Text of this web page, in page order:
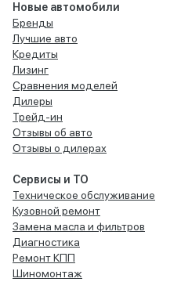
Новые автомобили
Бренды
Лучшие авто
Кредиты
Лизинг
Сравнения моделей
Дилеры
Трейд-ин
Отзывы об авто
Отзывы о дилерах
Сервисы и ТО
Техническое обслуживание
Кузовной ремонт
Замена масла и фильтров
Диагностика
Ремонт КПП
Шиномонтаж